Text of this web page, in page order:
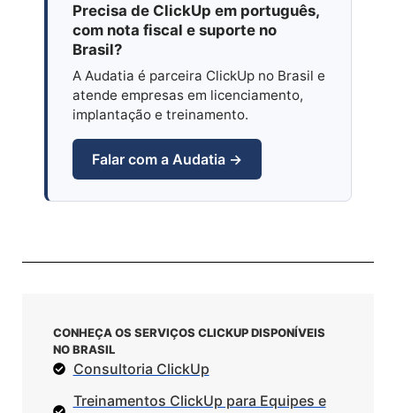
Precisa de ClickUp em português,
com nota fiscal e suporte no
Brasil?
A Audatia é parceira ClickUp no Brasil e
atende empresas em licenciamento,
implantação e treinamento.
Falar com a Audatia →
CONHEÇA OS SERVIÇOS CLICKUP DISPONÍVEIS
NO BRASIL
Consultoria ClickUp
Treinamentos ClickUp para Equipes e